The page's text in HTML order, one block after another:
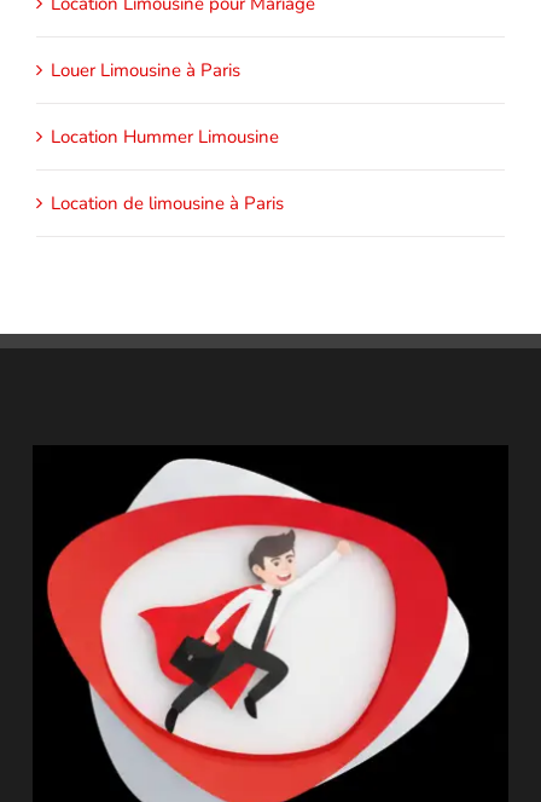
Louer Limousine à Paris
Location Hummer Limousine
Location de limousine à Paris